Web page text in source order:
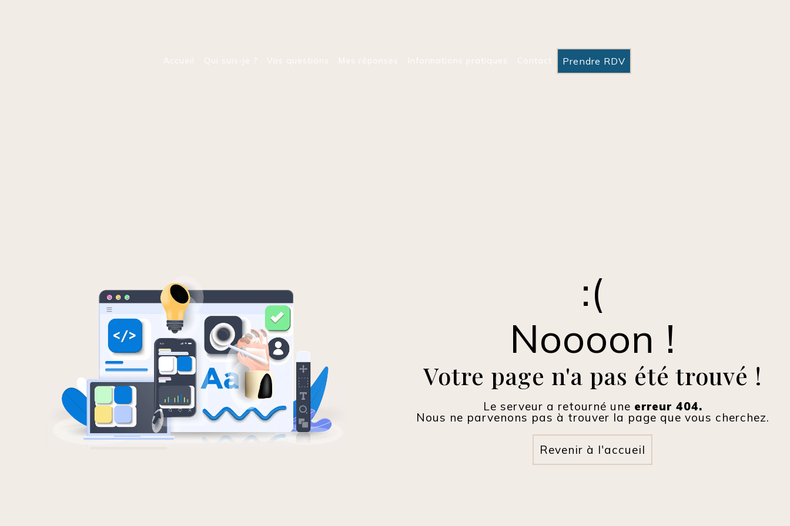
Accueil Qui suis-je ? Vos questions Mes réponses Informations pratiques Contact Prendre RDV
Noooon !
Votre page n'a pas été trouvé !
Le serveur a retourné une erreur 404.
Nous ne parvenons pas à trouver la page que vous cherchez.
Revenir à l'accueil